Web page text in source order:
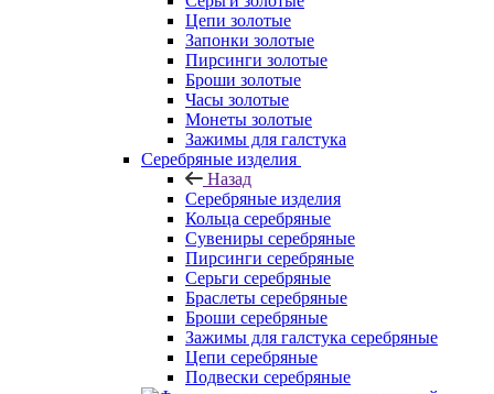
Цепи золотые
Запонки золотые
Пирсинги золотые
Броши золотые
Часы золотые
Монеты золотые
Зажимы для галстука
Серебряные изделия
Назад
Серебряные изделия
Кольца серебряные
Сувениры серебряные
Пирсинги серебряные
Серьги серебряные
Браслеты серебряные
Броши серебряные
Зажимы для галстука серебряные
Цепи серебряные
Подвески серебряные